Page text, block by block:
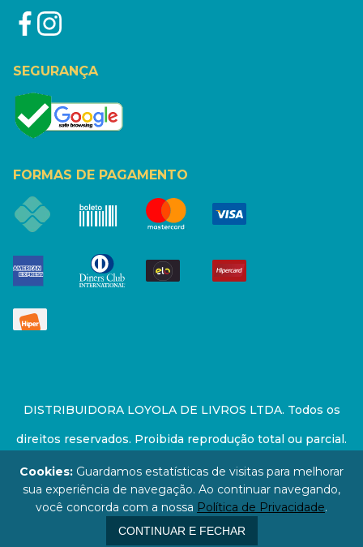
SEGURANÇA
FORMAS DE PAGAMENTO
DISTRIBUIDORA LOYOLA DE LIVROS LTDA. Todos os
direitos reservados. Proibida reprodução total ou parcial.
Preços e estoque sujeito a alterações sem aviso prévio.
67.946.814/0001-94 - LOJA - Rua Senador Feijó - São
Paulo / SP - CEP: 01006-000
Cookies: Guardamos estatísticas de visitas para melhorar
sua experiência de navegação. Ao continuar navegando,
você concorda com a nossa Política de Privacidade.
CONTINUAR E FECHAR